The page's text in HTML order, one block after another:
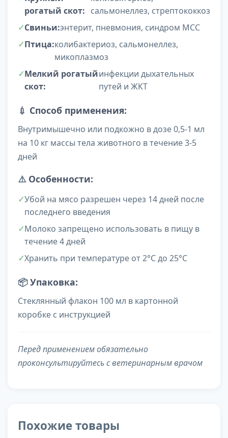
рогатый скот: сальмонеллез, стрептококкоз
Свиньи:энтерит, пневмония, синдром МСС
Птица:колибактериоз, сальмонеллез,
микоплазмоз
Мелкий рогатый
скот:
инфекции дыхательных
путей и ЖКТ
💉 Способ применения:
Внутримышечно или подкожно в дозе 0,5-1 мл
на 10 кг массы тела животного в течение 3-5
дней
⚠️ Особенности:
Убой на мясо разрешен через 14 дней после
последнего введения
Молоко запрещено использовать в пищу в
течение 4 дней
Хранить при температуре от 2°С до 25°С
📦Упаковка:
Стеклянный флакон 100 мл в картонной
коробке с инструкцией
Перед применением обязательно
проконсультируйтесь с ветеринарным врачом
Похожие товары